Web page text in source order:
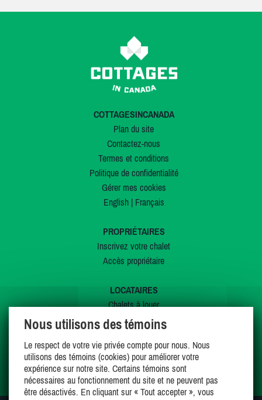
COTTAGESINCANADA
Plan du site
Contactez-nous
Termes et conditions
Politique de confidentialité
Gérer mes cookies
English| Français
PROPRIÉTAIRES
Inscrivez votre chalet
Accès propriétaire
LOCATAIRES
Chalets à louer
Chalets à vendre
Offres spéciales
Mes favoris
Nous utilisons des témoins
Le respect de votre vie privée compte pour nous. Nous
utilisons des témoins (cookies) pour améliorer votre
expérience sur notre site. Certains témoins sont
nécessaires au fonctionnement du site et ne peuvent pas
être désactivés. En cliquant sur « Tout accepter », vous